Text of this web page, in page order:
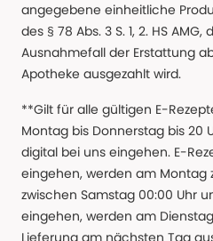
angegebene einheitliche
des § 78 Abs. 3 S. 1, 2. HS
Ausnahmefall der Erstattung
Apotheke ausgezahlt wird.
**Gilt für alle gültigen E-
Montag bis Donnerstag bis 20
digital bei uns eingehen. E-
eingehen, werden am Montag
zwischen Samstag 00:00 Uhr
eingehen, werden am
Lieferung am nächsten Tag